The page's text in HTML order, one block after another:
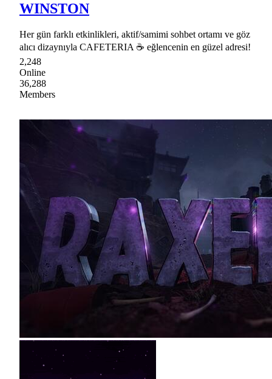
WINSTON
Her gün farklı etkinlikleri, aktif/samimi sohbet ortamı ve göz
alıcı dizaynıyla CAFETERIA ☕ eğlencenin en güzel adresi!
2,248
Online
36,288
Members